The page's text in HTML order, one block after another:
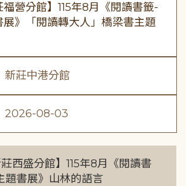
福營分館】115年8月《閱讀書籤-
展》「閱讀轉大人」橋梁書主題
新莊中港分館
2026-08-03
莊西盛分館】115年8月《閱讀書
題書展》山林的語言